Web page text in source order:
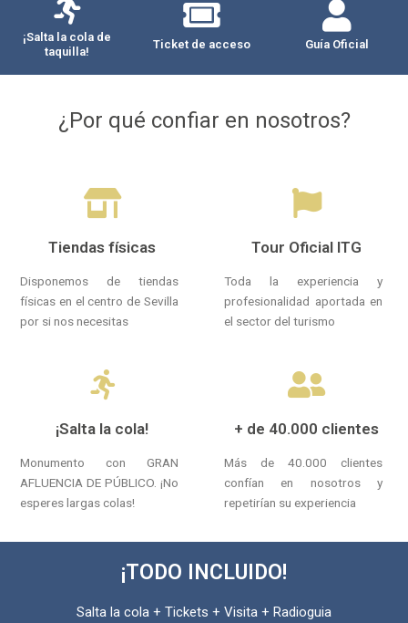
¡Salta la cola de
taquilla!
Ticket de acceso Guía Oficial
¿Por qué confiar en nosotros?
Tiendas físicas
Disponemos de tiendas
físicas en el centro de Sevilla
por si nos necesitas
Tour Oficial ITG
Toda la experiencia y
profesionalidad aportada en
el sector del turismo
¡Salta la cola!
Monumento con GRAN
AFLUENCIA DE PÚBLICO. ¡No
esperes largas colas!
+ de 40.000 clientes
Más de 40.000 clientes
confían en nosotros y
repetirían su experiencia
¡TODO INCLUIDO!
Salta la cola + Tickets + Visita + Radioguia